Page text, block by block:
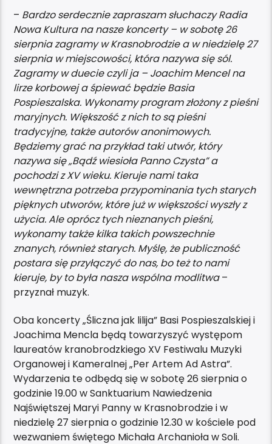
– Bardzo serdecznie zapraszam słuchaczy Radia
Nowa Kultura na nasze koncerty – w sobotę 26
sierpnia zagramy w Krasnobrodzie a w niedzielę 27
sierpnia w miejscowości, która nazywa się sól.
Zagramy w duecie czyli ja – Joachim Mencel na
lirze korbowej a śpiewać będzie Basia
Pospieszalska. Wykonamy program złożony z pieśni
maryjnych. Większość z nich to są pieśni
tradycyjne, także autorów anonimowych.
Będziemy grać na przykład taki utwór, który
nazywa się „Bądź wiesioła Panno Czysta” a
pochodzi z XV wieku. Kieruje nami taka
wewnętrzna potrzeba przypominania tych starych
pięknych utworów, które już w większości wyszły z
użycia. Ale oprócz tych nieznanych pieśni,
wykonamy także kilka takich powszechnie
znanych, również starych. Myślę, że publiczność
postara się przyłączyć do nas, bo też to nami
kieruje, by to była nasza wspólna modlitwa–
przyznał muzyk.
Oba koncerty „Śliczna jak lilija” Basi Pospieszalskiej i
Joachima Mencla będą towarzyszyć występom
laureatów kranobrodzkiego XV Festiwalu Muzyki
Organowej i Kameralnej „Per Artem Ad Astra”.
Wydarzenia te odbędą się w sobotę 26 sierpnia o
godzinie 19.00 w Sanktuarium Nawiedzenia
Najświętszej Maryi Panny w Krasnobrodzie i w
niedzielę 27 sierpnia o godzinie 12.30 w kościele pod
wezwaniem świętego Michała Archanioła w Soli.